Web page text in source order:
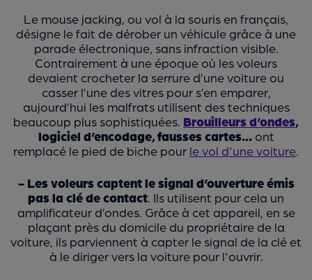
Le mouse jacking, ou vol à la souris en français,
désigne le fait de dérober un véhicule grâce à une
parade électronique, sans infraction visible.
Contrairement à une époque où les voleurs
devaient crocheter la serrure d’une voiture ou
casser l’une des vitres pour s’en emparer,
aujourd’hui les malfrats utilisent des techniques
beaucoup plus sophistiquées. Brouilleurs d’ondes,
logiciel d’encodage, fausses cartes… ont
remplacé le pied de biche pour le vol d'une voiture
- Les voleurs captent le signal d’ouverture émis
pas la clé de contact . Ils utilisent pour cela un
amplificateur d’ondes. Grâce à cet appareil, en se
plaçant près du domicile du propriétaire de la
voiture, ils parviennent à capter le signal de la clé et
à le diriger vers la voiture pour l'ouvrir.